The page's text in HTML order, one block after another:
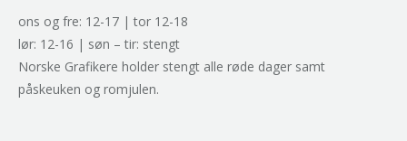
ons og fre: 12-17 | tor 12-18
lør: 12-16 | søn – tir: stengt
Norske Grafikere holder stengt alle røde dager samt
påskeuken og romjulen.